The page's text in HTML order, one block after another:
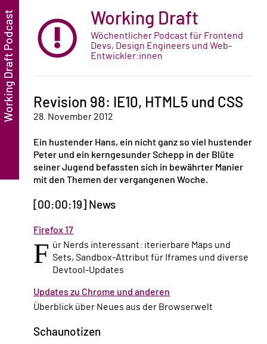
Working Draft
Wöchentlicher Podcast für Frontend
Devs, Design Engineers und Web-
Entwickler:innen
Revision 98: IE10, HTML5 und CSS
28. November 2012
Ein hustender Hans, ein nicht ganz so viel hustender
Peter und ein kerngesunder Schepp in der Blüte
seiner Jugend befassten sich in bewährter Manier
mit den Themen der vergangenen Woche.
[00:00:19] News
Firefox 17
F ür Nerds interessant: iterierbare Maps und
Sets, Sandbox-Attribut für Iframes und diverse
Devtool-Updates
Updates zu Chrome und anderen
Überblick über Neues aus der Browserwelt
Schaunotizen